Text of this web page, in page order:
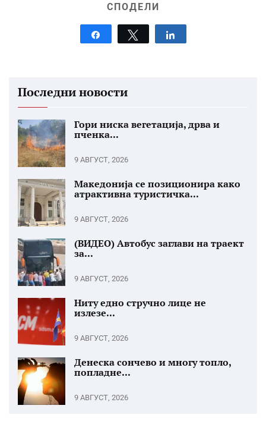
СПОДЕЛИ
Share Tweet
Последни новости
Гори ниска вегетација, дрва и
пченка...
9 АВГУСТ, 2026
Македонија се позиционира како
атрактивна туристичка...
9 АВГУСТ, 2026
(ВИДЕО) Автобус заглави на траект
за...
9 АВГУСТ, 2026
Ниту едно стручно лице не
излезе...
9 АВГУСТ, 2026
Денеска сончево и многу топло,
попладне...
9 АВГУСТ, 2026